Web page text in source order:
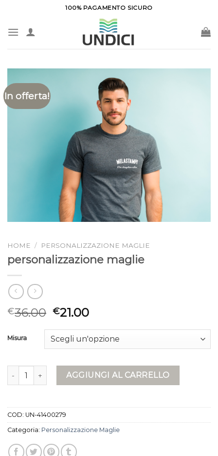
contenuti
100% PAGAMENTO SICURO
In offerta!
HOME / PERSONALIZZAZIONE MAGLIE
personalizzazione maglie
€36.00 €21.00
Misura
personalizzazione maglie quantità
AGGIUNGI AL CARRELLO
COD: UN-41400279
Categoria: Personalizzazione Maglie